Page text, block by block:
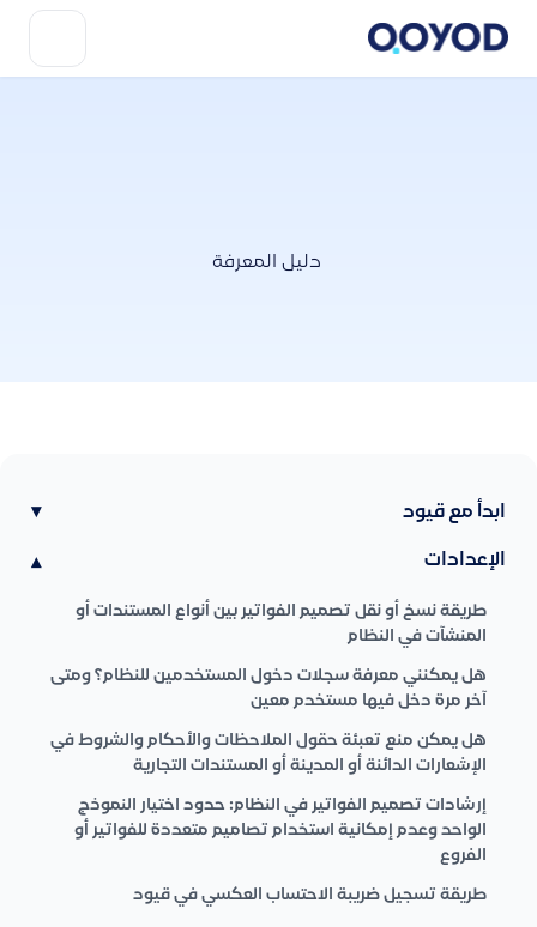
دليل المعرفة
ابدأ مع قيود ▾
الإعدادات ▾
طريقة نسخ أو نقل تصميم الفواتير بين أنواع المستندات أو
المنشآت في النظام
هل يمكنني معرفة سجلات دخول المستخدمين للنظام؟ ومتى
آخر مرة دخل فيها مستخدم معين
هل يمكن منع تعبئة حقول الملاحظات والأحكام والشروط في
الإشعارات الدائنة أو المدينة أو المستندات التجارية
إرشادات تصميم الفواتير في النظام: حدود اختيار النموذج
الواحد وعدم إمكانية استخدام تصاميم متعددة للفواتير أو
الفروع
طريقة تسجيل ضريبة الاحتساب العكسي في قيود